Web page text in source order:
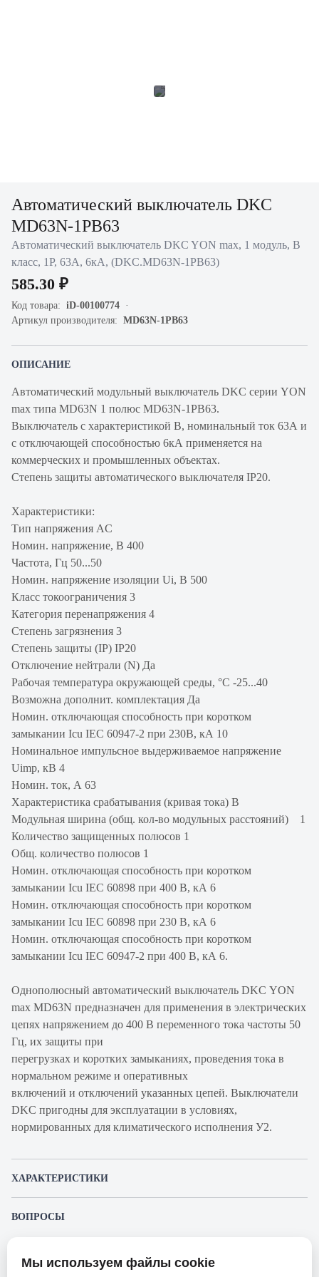
Автоматический выключатель DKC
MD63N-1PB63
Автоматический выключатель DKC YON max, 1 модуль, B
класс, 1P, 63А, 6кА, (DKC.MD63N-1PB63)
585.30 ₽
Код товара: iD-00100774
Артикул производителя: MD63N-1PB63
ОПИСАНИЕ
Автоматический модульный выключатель DKC серии YON
max типа MD63N 1 полюс MD63N-1PB63.
Выключатель с характеристикой В, номинальный ток 63А и
с отключающей способностью 6кА применяется на
коммерческих и промышленных объектах.
Степень защиты автоматического выключателя IP20.
Характеристики:
Тип напряжения AC
Номин. напряжение, В 400
Частота, Гц 50...50
Номин. напряжение изоляции Ui, В 500
Класс токоограничения 3
Категория перенапряжения 4
Степень загрязнения 3
Степень защиты (IP) IP20
Отключение нейтрали (N) Да
Рабочая температура окружающей среды, °C -25...40
Возможна дополнит. комплектация Да
Номин. отключающая способность при коротком
замыкании Icu IEC 60947-2 при 230В, кА 10
Номинальное импульсное выдерживаемое напряжение
Uimp, кВ 4
Номин. ток, А 63
Характеристика срабатывания (кривая тока) В
Модульная ширина (общ. кол-во модульных расстояний) 1
Количество защищенных полюсов 1
Общ. количество полюсов 1
Номин. отключающая способность при коротком
замыкании Icu IEC 60898 при 400 В, кА 6
Номин. отключающая способность при коротком
замыкании Icu IEC 60898 при 230 В, кА 6
Номин. отключающая способность при коротком
замыкании Icu IEC 60947-2 при 400 В, кА 6.
Однополюсный автоматический выключатель DKC YON
max MD63N предназначен для применения в электрических
цепях напряжением до 400 В переменного тока частоты 50
Гц, их защиты при
перегрузках и коротких замыканиях, проведения тока в
нормальном режиме и оперативных
включений и отключений указанных цепей. Выключатели
DKC пригодны для эксплуатации в условиях,
нормированных для климатического исполнения У2.
ХАРАКТЕРИСТИКИ
Производитель
ВОПРОСЫ
Представленные изображения и характеристики могут отличаться от реального
Мы используем файлы cookie